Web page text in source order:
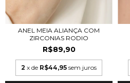
ANEL MEIA ALIANÇA COM
ZIRCONIAS RODIO
R$89,90
2 x de R$44,95 sem juros